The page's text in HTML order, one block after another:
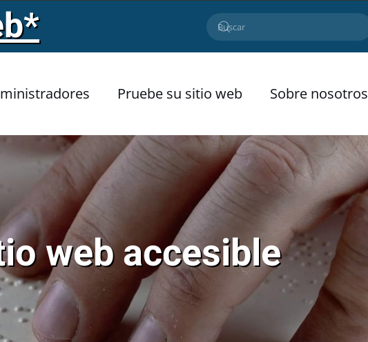
Pruebe su sitio web Sobre nosotros
web accesible